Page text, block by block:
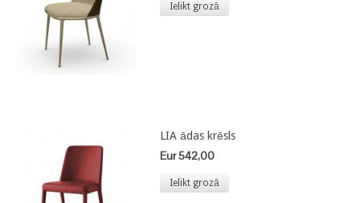
Ielikt grozā
LIA ādas krēsls
Eur 542,00
Ielikt grozā